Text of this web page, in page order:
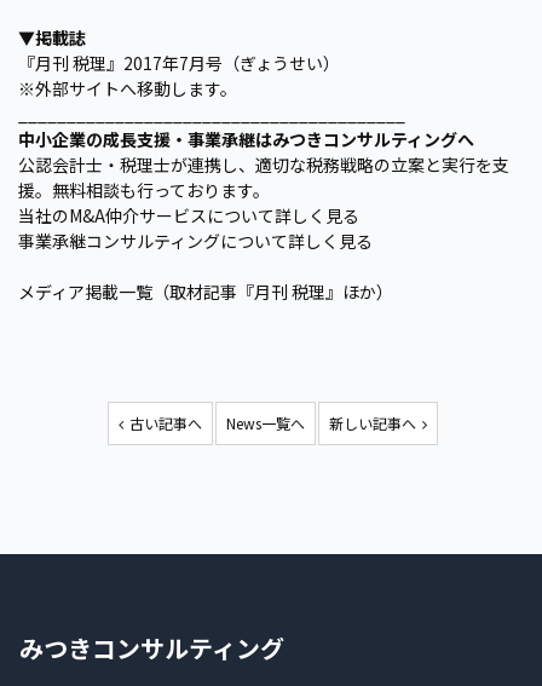
▼掲載誌
『月刊 税理』2017年7月号（ぎょうせい）
※外部サイトへ移動します。
中小企業の成長支援・事業承継はみつきコンサルティングへ
公認会計士・税理士が連携し、適切な税務戦略の立案と実行を支
援。無料相談も行っております。
当社のM&A仲介サービスについて詳しく見る
事業承継コンサルティングについて詳しく見る
メディア掲載一覧（取材記事『月刊 税理』ほか）
古い記事へ News一覧へ 新しい記事へ
みつきコンサルティング